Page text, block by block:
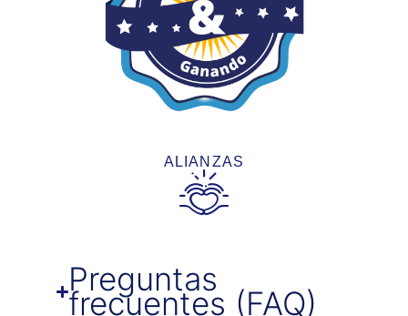
ALIANZAS
Preguntas
frecuentes (FAQ)